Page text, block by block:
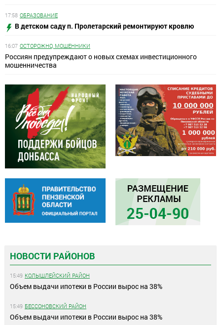
17:58 ОБРАЗОВАНИЕ
В детском саду п. Пролетарский ремонтируют кровлю
16:07 ОСТОРОЖНО, МОШЕННИКИ
Россиян предупреждают о новых схемах инвестиционного
мошенничества
НОВОСТИ РАЙОНОВ
15:49 КОЛЫШЛЕЙСКИЙ РАЙОН
Объем выдачи ипотеки в России вырос на 38%
15:49 БЕССОНОВСКИЙ РАЙОН
Объем выдачи ипотеки в России вырос на 38%